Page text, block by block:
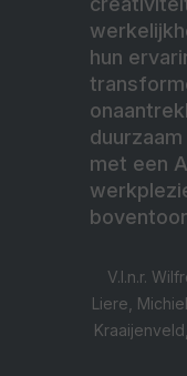
hun
met een
V.l.n.r.
Liere,